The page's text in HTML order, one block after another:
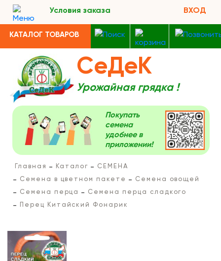
Условия заказа ВХОД
КАТАЛОГ ТОВАРОВ
СеДеК
Урожайная грядка !
Покупать
семена
удобнее в
приложении!
Главная Каталог
СЕМЕНА
Семена в цветном пакете
Семена овощей
Семена перца
Семена перца сладкого
Перец Китайский Фонарик